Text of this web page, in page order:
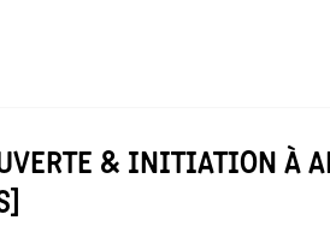
& INITIATION À